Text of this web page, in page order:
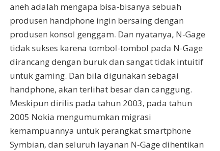
aneh adalah mengapa bisa-bisanya sebuah
produsen handphone ingin bersaing dengan
produsen konsol genggam. Dan nyatanya, N-Gage
tidak sukses karena tombol-tombol pada N-Gage
dirancang dengan buruk dan sangat tidak intuitif
untuk gaming. Dan bila digunakan sebagai
handphone, akan terlihat besar dan canggung.
Meskipun dirilis pada tahun 2003, pada tahun
2005 Nokia mengumumkan migrasi
kemampuannya untuk perangkat smartphone
Symbian, dan seluruh layanan N-Gage dihentikan